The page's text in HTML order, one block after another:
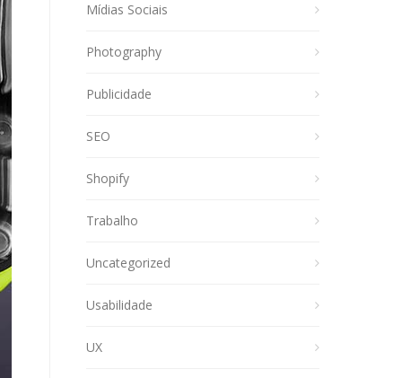
Mídias Sociais
Photography
Publicidade
SEO
Shopify
Trabalho
Uncategorized
Usabilidade
UX